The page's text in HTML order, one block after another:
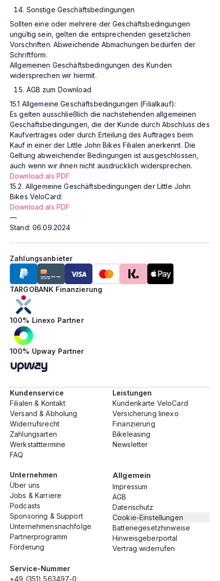
Sonstige Geschäftsbedingungen
Sollten eine oder mehrere der Geschäftsbedingungen
ungültig sein, gelten die entsprechenden gesetzlichen
Vorschriften. Abweichende Abmachungen bedürfen der
Schriftform.
Allgemeinen Geschäftsbedingungen des Kunden
widersprechen wir hiermit.
AGB zum Download
15.1 Allgemeine Geschäftsbedingungen (Filialkauf):
Es gelten ausschließlich die nachstehenden allgemeinen
Geschäftsbedingungen, die der Kunde durch Abschluss des
Kaufvertrages oder durch Erteilung des Auftrages beim
Kauf in einer der Little John Bikes Filialen anerkennt. Die
Geltung abweichender Bedingungen ist ausgeschlossen,
auch wenn wir ihnen nicht ausdrücklich widersprechen.
Download als PDF
15.2. Allgemeine Geschäftsbedingungen der Little John
Bikes VeloCard:
Download als PDF
—
Stand: 06.09.2024
100% Upway Partner
100% Linexo Partner
TARGOBANK Finanzierung
Zahlungsanbieter
Service-Nummer
+49 (351) 563497-0
Kundenservice
Filialen & Kontakt
Versand & Abholung
Widerrufsrecht
Zahlungsarten
Werkstatttermine
FAQ
Leistungen
Kundenkarte VeloCard
Versicherung linexo
Finanzierung
Bikeleasing
Newsletter
Unternehmen
Über uns
Jobs & Karriere
Podcasts
Sponsoring & Support
Unternehmensnachfolge
Partnerprogramm
Förderung
Allgemein
Impressum
AGB
Datenschutz
Cookie-Einstellungen
Batteriegesetzhinweise
Hinweisgeberportal
Vertrag widerrufen